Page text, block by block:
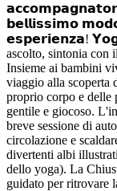
𝗯𝗲𝗹𝗹𝗶𝘀𝘀𝗶𝗺𝗼
𝗲𝘀𝗽𝗲𝗿𝗶𝗲𝗻𝘇𝗮!
ascolto, sintonia con
Insieme ai bambini
viaggio alla scoperta
proprio corpo e delle
gentile e giocoso.
breve sessione di
circolazione e
divertenti albi
dello yoga). La
guidato per ritrovare